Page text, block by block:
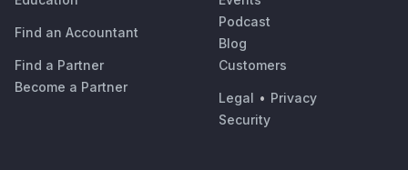
Find an Accountant
Find a Partner
Become a Partner
Podcast
Blog
Customers
Legal • Privacy
Security